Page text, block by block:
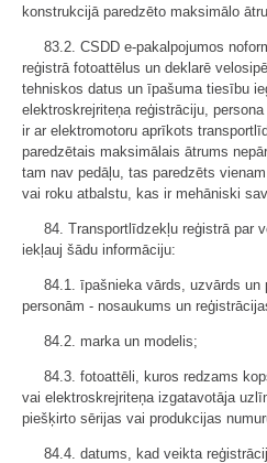
konstrukcijā paredzēto maksimālo
83.2. CSDD e-pakalpojumos
reģistrā fotoattēlus un deklarē
tehniskos datus un īpašuma tiesību
elektroskrejriteņa reģistrāciju,
ir ar elektromotoru aprīkots
paredzētais maksimālais ātrums
tam nav pedāļu, tas paredzēts
vai roku atbalstu, kas ir mehāniski
84. Transportlīdzekļu reģistrā par
iekļauj šādu informāciju:
84.1. īpašnieka vārds, uzvārds un
personām - nosaukums un
84.2. marka un modelis;
84.3. fotoattēli, kuros redzams
vai elektroskrejriteņa izgatavotāja
piešķirto sērijas vai produkcijas
84.4. datums, kad veikta